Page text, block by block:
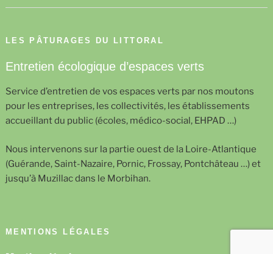
LES PÂTURAGES DU LITTORAL
Entretien écologique d’espaces verts
Service d’entretien de vos espaces verts par nos moutons
pour les entreprises, les collectivités, les établissements
accueillant du public (écoles, médico-social, EHPAD …)
Nous intervenons sur la partie ouest de la Loire-Atlantique
(Guérande, Saint-Nazaire, Pornic, Frossay, Pontchâteau …) et
jusqu’à Muzillac dans le Morbihan.
MENTIONS LÉGALES